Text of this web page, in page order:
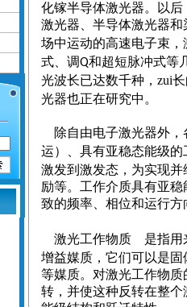
化镓半导体激光器。以
激光器、半导体激光器和
场中运动的高速电子束
式、调Q和超短脉冲式等
光波长已达数千种，zui
光器也正在研究中。
除自由电子激光器外
运）、具有亚稳态能级
激发到激发态，为实现
励等。工作介质具有亚
致的频率、相位和运行
激光工作物质 是指用
增益媒质，它们可以是
等媒质。对激光工作物
转，并使这种反转在整